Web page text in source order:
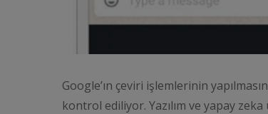
Google’ın çeviri işlemlerinin
kontrol ediliyor. Yazılım ve yapay